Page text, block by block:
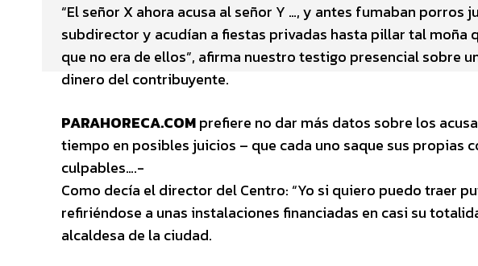
“El señor X ahora acusa al señor Y …, y antes fumaban
subdirector y acudían a fiestas privadas hasta pillar tal moña
que no era de ellos”, afirma nuestro testigo presencial sobre
dinero del contribuyente.
PARAHORECA.COMprefiere no dar más datos sobre los
tiempo en posibles juicios – que cada uno saque sus propias
culpables….-
Como decía el director del Centro: “Yo si quiero puedo traer
refiriéndose a unas instalaciones financiadas en casi su
alcaldesa de la ciudad.